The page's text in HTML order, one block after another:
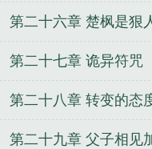
第二十六章 楚枫是狠
第二十七章 诡异符咒
第二十八章 转变的态
第二十九章 父子相见